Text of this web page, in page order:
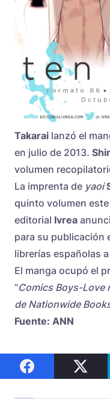
Takarai lanzó el
en julio de 2013.
volumen
La imprenta de yaoi
quinto volumen
editorial Ivrea
para su publicación
librerías españolas
El manga ocupó el
“Comics Boys-Love
de Nationwide
Fuente: ANN